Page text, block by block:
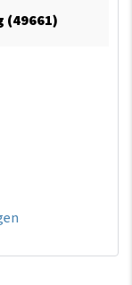
(49661)